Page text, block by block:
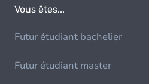
Vous êtes...
Futur étudiant bachelier
Futur étudiant master